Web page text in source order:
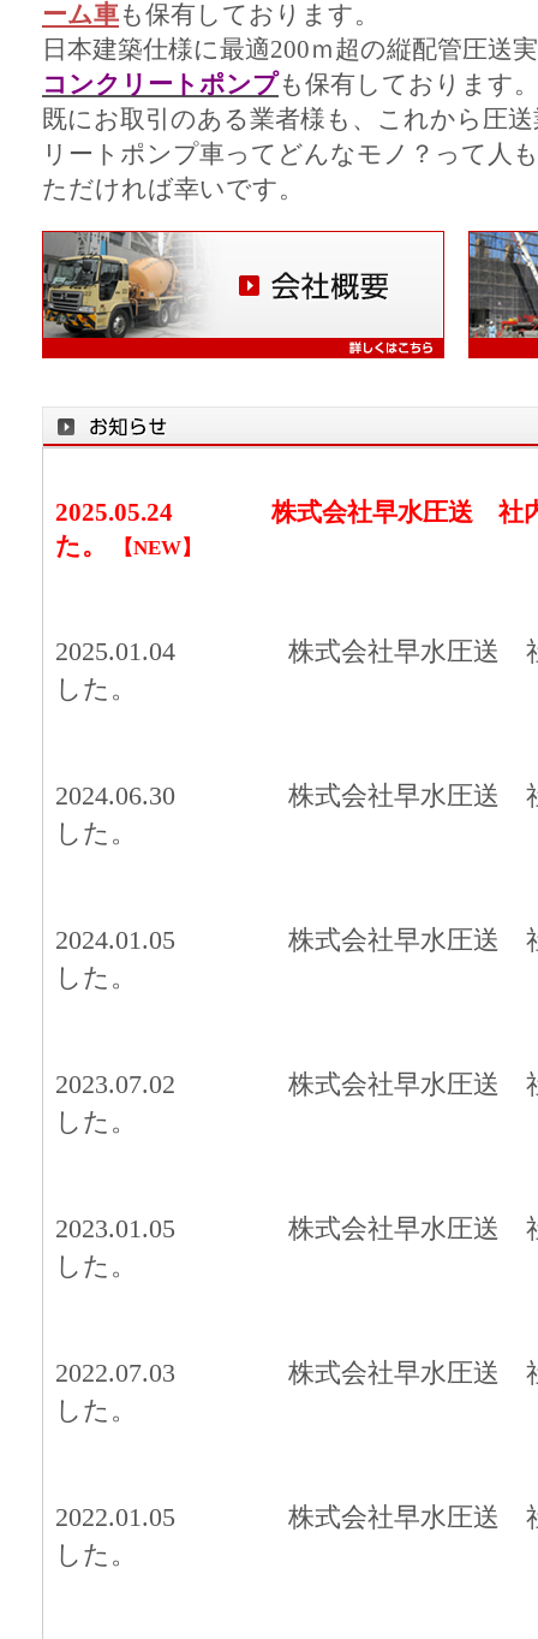
ーム車も保有しております。
日本建築仕様に最適200ｍ超の縦配管圧送
コンクリートポンプも保有しております。
既にお取引のある業者様も、これから圧
リートポンプ車ってどんなモノ？って人
ただければ幸いです。
2025.05.24株式会社早水圧送 社
た。
【NEW】
2025.01.04 株式会社早水圧送
した。
2024.06.30 株式会社早水圧送
した。
2024.01.05 株式会社早水圧送
した。
2023.07.02 株式会社早水圧送
した。
2023.01.05 株式会社早水圧送
した。
2022.07.03 株式会社早水圧送
した。
2022.01.05 株式会社早水圧送
した。